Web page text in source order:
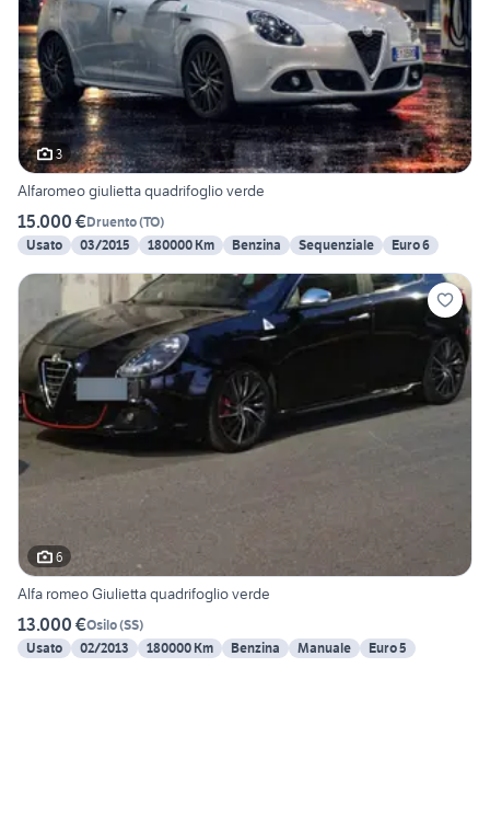
3
Alfaromeo giulietta quadrifoglio verde
15.000 €Druento(TO)
Usato
03/2015 180000 Km Benzina Sequenziale Euro 6
6
Alfa romeo Giulietta quadrifoglio verde
13.000 €Osilo(SS)
Usato
02/2013 180000 Km Benzina Manuale Euro 5